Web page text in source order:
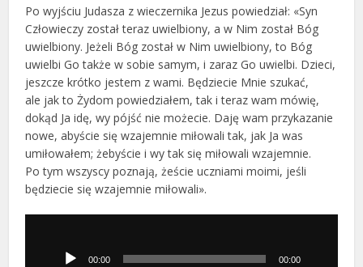
Po wyjściu Judasza z wieczernika Jezus powiedział: «Syn
Człowieczy został teraz uwielbiony, a w Nim został Bóg
uwielbiony. Jeżeli Bóg został w Nim uwielbiony, to Bóg
uwielbi Go także w sobie samym, i zaraz Go uwielbi. Dzieci,
jeszcze krótko jestem z wami. Będziecie Mnie szukać,
ale jak to Żydom powiedziałem, tak i teraz wam mówię,
dokąd Ja idę, wy pójść nie możecie. Daję wam przykazanie
nowe, abyście się wzajemnie miłowali tak, jak Ja was
umiłowałem; żebyście i wy tak się miłowali wzajemnie.
Po tym wszyscy poznają, żeście uczniami moimi, jeśli
będziecie się wzajemnie miłowali».
dźwiękowych00:00 00:00